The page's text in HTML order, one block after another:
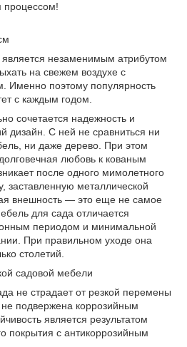
процессом!
незаменимым атрибутом
на свежем воздухе с
Именно поэтому популярность
с каждым годом.
сочетается надежность и
дизайн. С ней не сравниться ни
ни даже дерево. При этом
любовь к кованым
после одного мимолетного
заставленную металлической
внешность — это еще не самое
для сада отличается
периодом и минимальной
При правильном уходе она
столетий.
садовой мебели
не страдает от резкой перемены
не подвержена коррозийным
является результатом
покрытия с антикоррозийным